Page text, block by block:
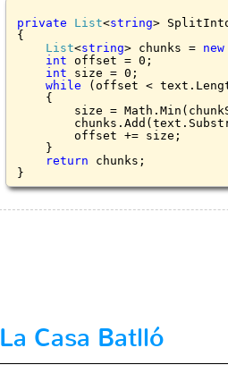
private List<string>
{
List<string> chunks = new
int offset = 0;
int size = 0;
while (offset <
    {
    }
return chunks;
La Casa Batlló